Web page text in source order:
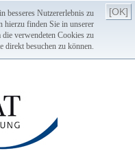
besseres Nutzererlebnis zu
hierzu finden Sie in unserer
verwendeten Cookies zu
direkt besuchen zu können.
[OK]